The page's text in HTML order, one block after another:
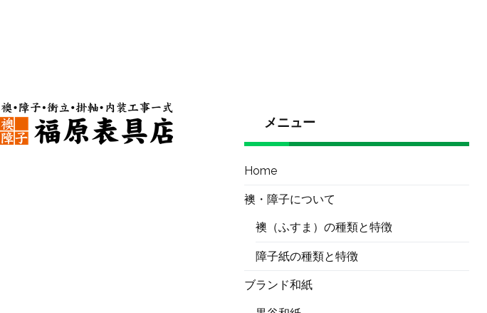
メニュー
Home
襖・障子について
襖（ふすま）の種類と特徴
障子紙の種類と特徴
ブランド和紙